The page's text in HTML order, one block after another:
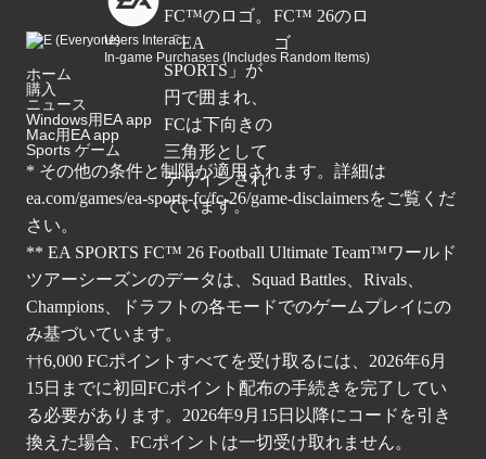
Users Interact
In-game Purchases (Includes Random Items)
ホーム
購入
ニュース
Windows用EA app
Mac用EA app
Sports ゲーム
* その他の条件と制限が適用されます。詳細は
ea.com/games/ea-sports-fc/fc-26/game-disclaimersをご覧くだ
さい。
** EA SPORTS FC™ 26 Football Ultimate Team™ワールド
ツアーシーズンのデータは、Squad Battles、Rivals、
Champions、ドラフトの各モードでのゲームプレイにの
み基づいています。
††6,000 FCポイントすべてを受け取るには、2026年6月
15日までに初回FCポイント配布の手続きを完了してい
る必要があります。2026年9月15日以降にコードを引き
換えた場合、FCポイントは一切受け取れません。